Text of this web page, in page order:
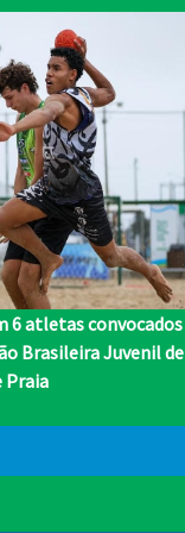
6 atletas convocados
Brasileira Juvenil de
Praia